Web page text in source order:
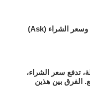
السبريد هو الفرق بين سعر البيع (Bid) وسعر الشراء (Ask)
تدفع سعر الشراء،
الفرق بين هذين